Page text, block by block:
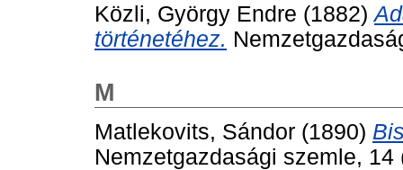
Közli, György Endre (1882)
történetéhez.
M
Matlekovits, Sándor (1890)
Nemzetgazdasági szemle, 14